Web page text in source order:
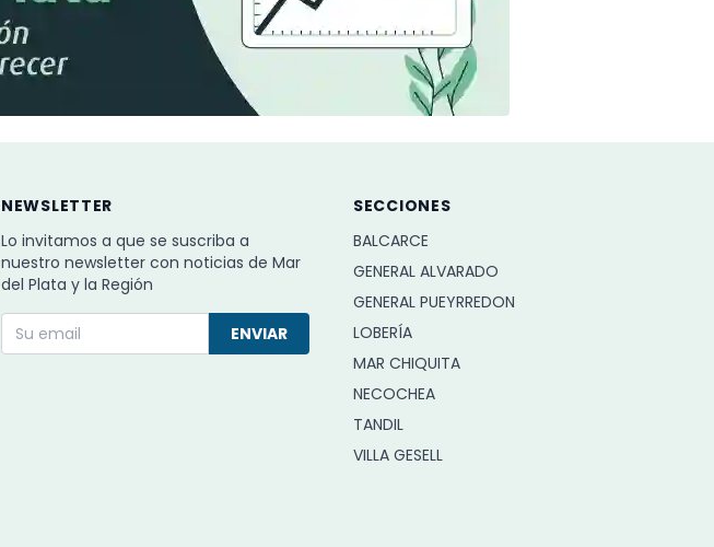
NEWSLETTER
Lo invitamos a que se suscriba a
nuestro newsletter con noticias de Mar
del Plata y la Región
ENVIAR
SECCIONES
BALCARCE
GENERAL ALVARADO
GENERAL PUEYRREDON
LOBERÍA
MAR CHIQUITA
NECOCHEA
TANDIL
VILLA GESELL